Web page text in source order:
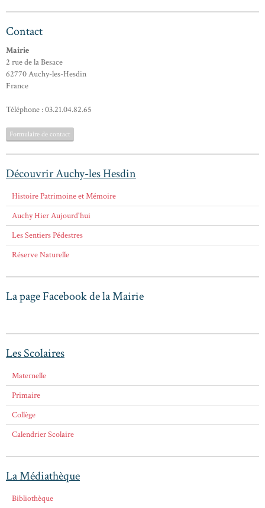
Contact
Mairie
2 rue de la Besace
62770 Auchy-les-Hesdin
France
Téléphone : 03.21.04.82.65
Formulaire de contact
Découvrir Auchy-les Hesdin
Histoire Patrimoine et Mémoire
Auchy Hier Aujourd'hui
Les Sentiers Pédestres
Réserve Naturelle
La page Facebook de la Mairie
Les Scolaires
Maternelle
Primaire
Collège
Calendrier Scolaire
La Médiathèque
Bibliothèque